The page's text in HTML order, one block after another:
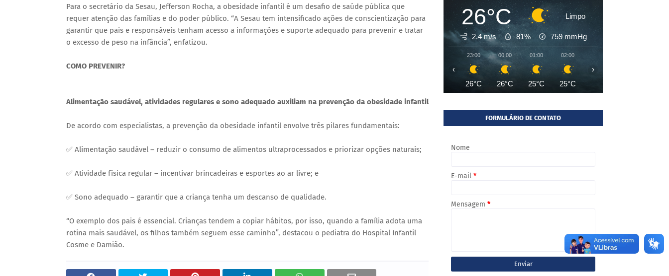
Para o secretário da Sesau, Jefferson Rocha, a obesidade infantil é um desafio de saúde pública que
requer atenção das famílias e do poder público. “A Sesau tem intensificado ações de conscientização para
garantir que pais e responsáveis tenham acesso a informações e suporte adequado para prevenir e tratar
o excesso de peso na infância”, enfatizou.
COMO PREVENIR?
Alimentação saudável, atividades regulares e sono adequado auxiliam na prevenção da obesidade infantil
De acordo com especialistas, a prevenção da obesidade infantil envolve três pilares fundamentais:
✅ Alimentação saudável – reduzir o consumo de alimentos ultraprocessados e priorizar opções naturais;
✅ Atividade física regular – incentivar brincadeiras e esportes ao ar livre; e
✅ Sono adequado – garantir que a criança tenha um descanso de qualidade.
“O exemplo dos pais é essencial. Crianças tendem a copiar hábitos, por isso, quando a família adota uma
rotina mais saudável, os filhos também seguem esse caminho”, destacou o pediatra do Hospital Infantil
Cosme e Damião.
26°C Limpo
2.4 m/s 81% 759 mmHg
23:00
26°C
00:00
26°C
01:00
25°C
02:00
25°C
‹ ›
FORMULÁRIO DE CONTATO
Nome
E-mail *
Mensagem *